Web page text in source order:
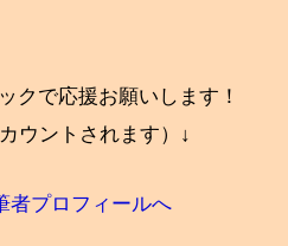
クで応援お願いします！
ウントされます）↓
プロフィールへ